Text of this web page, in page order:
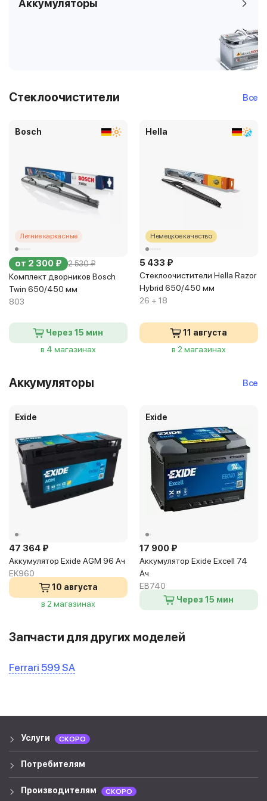
Аккумуляторы
Стеклоочистители Все
Bosch
Летние каркасные
от 2 300 ₽ 2 530 ₽
Комплект дворников Bosch
Twin 650/450 мм
803
Через 15 мин
в 4 магазинах
Hella
Немецкое качество
5 433 ₽
Стеклоочистители Hella Razor
Hybrid 650/450 мм
26 + 18
11 августа
в 2 магазинах
Аккумуляторы Все
Exide
47 364 ₽
Аккумулятор Exide AGM 96 Ач
EK960
10 августа
в 2 магазинах
Exide
17 900 ₽
Аккумулятор Exide Excell 74
Ач
EB740
Через 15 мин
Запчасти для других моделей
Ferrari 599 SA
Услуги СКОРО
Потребителям
Производителям СКОРО